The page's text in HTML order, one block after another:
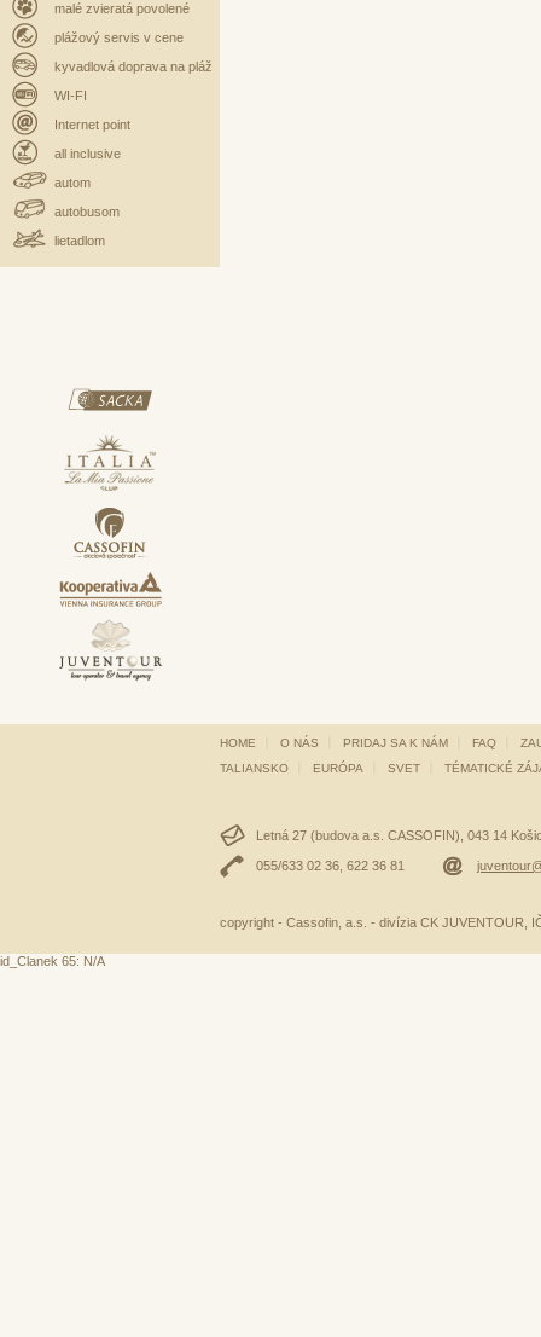
malé zvieratá povolené
plážový servis v cene
kyvadlová doprava na pláž
WI-FI
Internet point
all inclusive
autom
autobusom
lietadlom
HOME O NÁS PRIDAJ SA K NÁM FAQ
TALIANSKO
EURÓPA SVET TÉMATICKÉ
Letná 27 (budova a.s. CASSOFIN), 043 14
055/633 02 36, 622 36 81
copyright - Cassofin, a.s. - divízia CK JUVENTOUR,
id_Clanek 65: N/A